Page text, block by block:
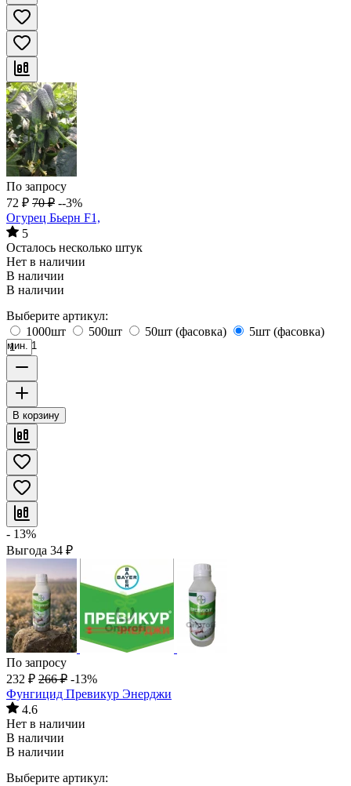
По запросу
72 ₽ 70 ₽ --3%
Огурец Бьерн F1,
5
Осталось несколько штук
Нет в наличии
В наличии
В наличии
Выберите артикул:
1000шт
500шт 50шт (фасовка) 5шт (фасовка)
мин. 1
В корзину
- 13%
Выгода 34 ₽
По запросу
232 ₽ 266 ₽ -13%
Фунгицид Превикур Энерджи
4.6
Нет в наличии
В наличии
В наличии
Выберите артикул: